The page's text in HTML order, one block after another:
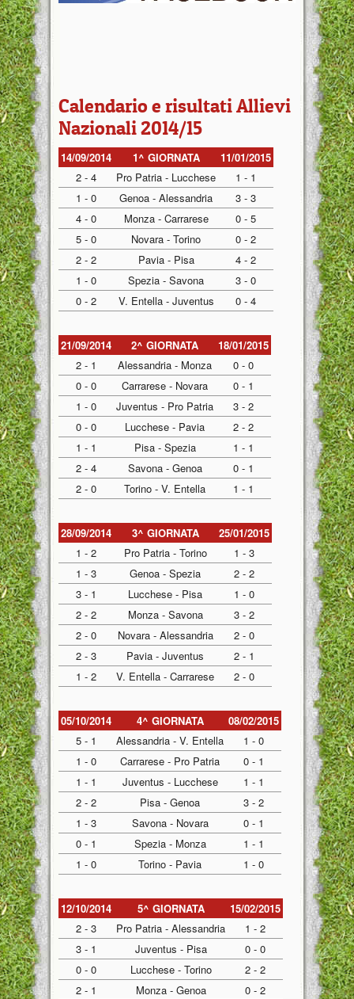
Calendario e risultati Allievi
Nazionali 2014/15
14/09/2014 1^ GIORNATA
11/01/2015
2 - 4
Pro Patria - Lucchese
1 - 1
1 - 0
Genoa - Alessandria
3 - 3
4 - 0
Monza - Carrarese
0 - 5
5 - 0
Novara - Torino
0 - 2
2 - 2
Pavia - Pisa
4 - 2
1 - 0
Spezia - Savona
3 - 0
0 - 2
V. Entella - Juventus 0 - 4
21/09/2014 2^ GIORNATA
18/01/2015
2 - 1
Alessandria - Monza
0 - 0
0 - 0
Carrarese - Novara
0 - 1
1 - 0
Juventus - Pro Patria
3 - 2
0 - 0
Lucchese - Pavia
2 - 2
1 - 1
Pisa - Spezia
1 - 1
2 - 4
Savona - Genoa
0 - 1
2 - 0
Torino - V. Entella 1 - 1
28/09/2014 3^ GIORNATA
25/01/2015
1 - 2
Pro Patria - Torino
1 - 3
1 - 3
Genoa - Spezia
2 - 2
3 - 1
Lucchese - Pisa
1 - 0
2 - 2
Monza - Savona
3 - 2
2 - 0
Novara - Alessandria
2 - 0
2 - 3
Pavia - Juventus
2 - 1
1 - 2
V. Entella - Carrarese 2 - 0
05/10/2014 4^ GIORNATA
08/02/2015
5 - 1
Alessandria - V. Entella
1 - 0
1 - 0
Carrarese - Pro Patria
0 - 1
1 - 1
Juventus - Lucchese
1 - 1
2 - 2
Pisa - Genoa
3 - 2
1 - 3
Savona - Novara
0 - 1
0 - 1
Spezia - Monza
1 - 1
1 - 0
Torino - Pavia 1 - 0
12/10/2014 5^ GIORNATA
15/02/2015
2 - 3
Pro Patria - Alessandria
1 - 2
3 - 1
Juventus - Pisa
0 - 0
0 - 0
Lucchese - Torino
2 - 2
2 - 1
Monza - Genoa
0 - 2